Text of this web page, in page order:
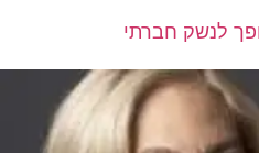
לנשק חברתי